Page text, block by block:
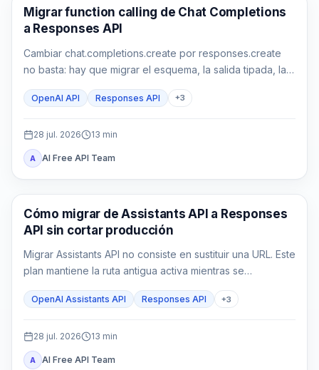
Guía de API
Migrar function calling de Chat Completions
a Responses API
Cambiar chat.completions.create por responses.create
no basta: hay que migrar el esquema, la salida tipada, la
OpenAI API Responses API +3
28 jul. 2026 13 min
A AI Free API Team
Guía de API
Cómo migrar de Assistants API a Responses
API sin cortar producción
Migrar Assistants API no consiste en sustituir una URL. Este
plan mantiene la ruta antigua activa mientras se
reconstruyen configuración, estado, funciones, File
Search y controles de producción en Responses API.
OpenAI Assistants API Responses API +3
28 jul. 2026 13 min
A AI Free API Team